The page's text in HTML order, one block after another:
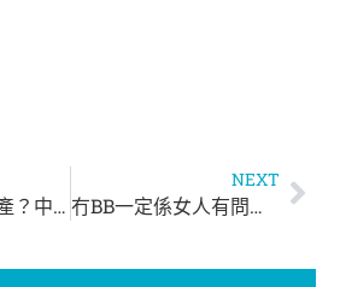
孕婦食杏仁易流產？中醫師：一日勿食超過5g
NEXT
冇BB一定係女人有問題？3個壞習慣影響精子質素！